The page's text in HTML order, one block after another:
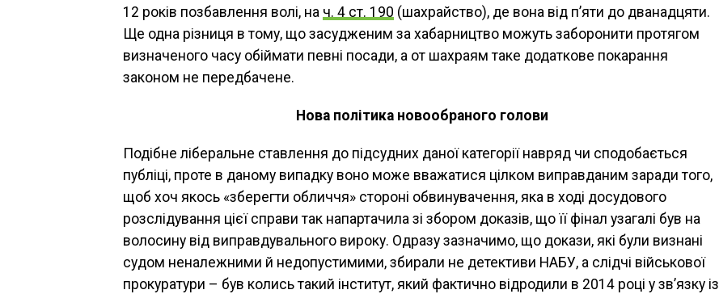
12 років позбавлення волі, на ч. 4 ст. 190 (шахрайство), де вона від п’яти до дванадцяти.
Ще одна різниця в тому, що засудженим за хабарництво можуть заборонити протягом
визначеного часу обіймати певні посади, а от шахраям таке додаткове покарання
законом не передбачене.
Нова політика новообраного голови
Подібне ліберальне ставлення до підсудних даної категорії навряд чи сподобається
публіці, проте в даному випадку воно може вважатися цілком виправданим заради того,
щоб хоч якось «зберегти обличчя» стороні обвинувачення, яка в ході досудового
розслідування цієї справи так напартачила зі збором доказів, що її фінал узагалі був на
волосину від виправдувального вироку. Одразу зазначимо, що докази, які були визнані
судом неналежними й недопустимими, збирали не детективи НАБУ, а слідчі військової
прокуратури – був колись такий інститут, який фактично відродили в 2014 році у зв’язку із